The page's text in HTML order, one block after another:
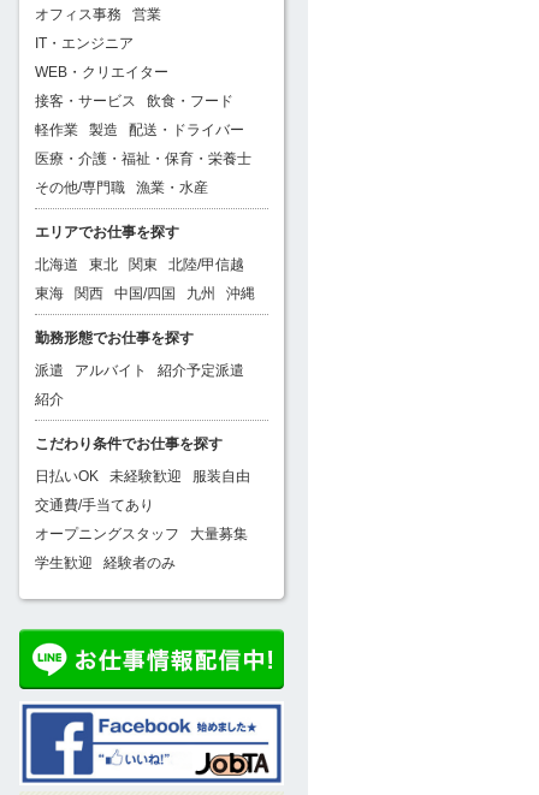
オフィス事務
営業
IT・エンジニア
WEB・クリエイター
接客・サービス
飲食・フード
軽作業
製造
配送・ドライバー
医療・介護・福祉・保育・栄養士
その他/専門職
漁業・水産
エリアでお仕事を探す
北海道
東北 関東
北陸/甲信越
東海
関西 中国/四国 九州 沖縄
勤務形態でお仕事を探す
派遣
アルバイト
紹介予定派遣
紹介
こだわり条件でお仕事を探す
日払いOK
未経験歓迎
服装自由
交通費/手当てあり
オープニングスタッフ
大量募集
学生歓迎
経験者のみ